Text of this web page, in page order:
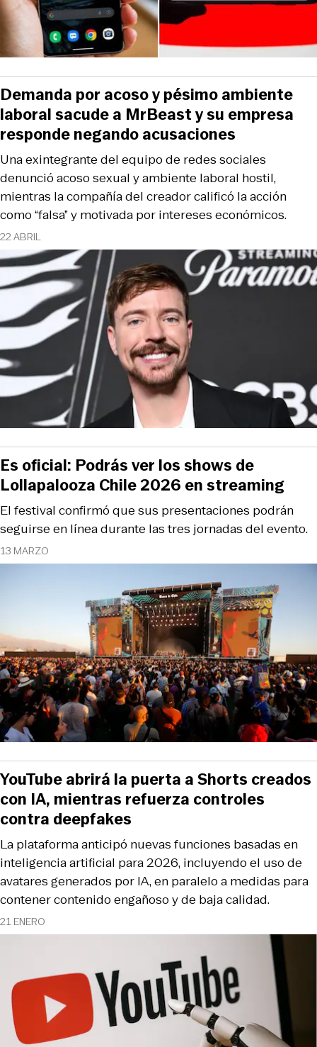
22 ABRIL
Una exintegrante del equipo de redes sociales
denunció acoso sexual y ambiente laboral hostil,
mientras la compañía del creador calificó la acción
como “falsa” y motivada por intereses económicos.
Demanda por acoso y pésimo ambiente
laboral sacude a MrBeast y su empresa
responde negando acusaciones
13 MARZO
El festival confirmó que sus presentaciones podrán
seguirse en línea durante las tres jornadas del evento.
Es oficial: Podrás ver los shows de
Lollapalooza Chile 2026 en streaming
21 ENERO
La plataforma anticipó nuevas funciones basadas en
inteligencia artificial para 2026, incluyendo el uso de
avatares generados por IA, en paralelo a medidas para
contener contenido engañoso y de baja calidad.
YouTube abrirá la puerta a Shorts creados
con IA, mientras refuerza controles
contra deepfakes